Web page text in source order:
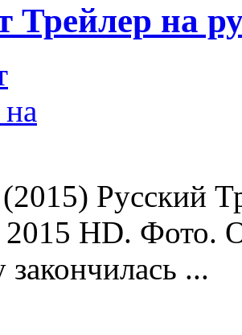
Трейлер на
(2015) Русский
HD. Фото.
...